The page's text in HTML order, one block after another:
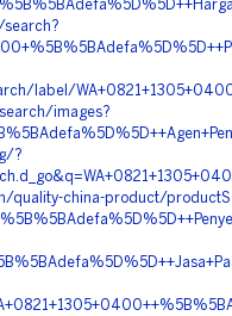
label/
images?
?
quality-china-product/